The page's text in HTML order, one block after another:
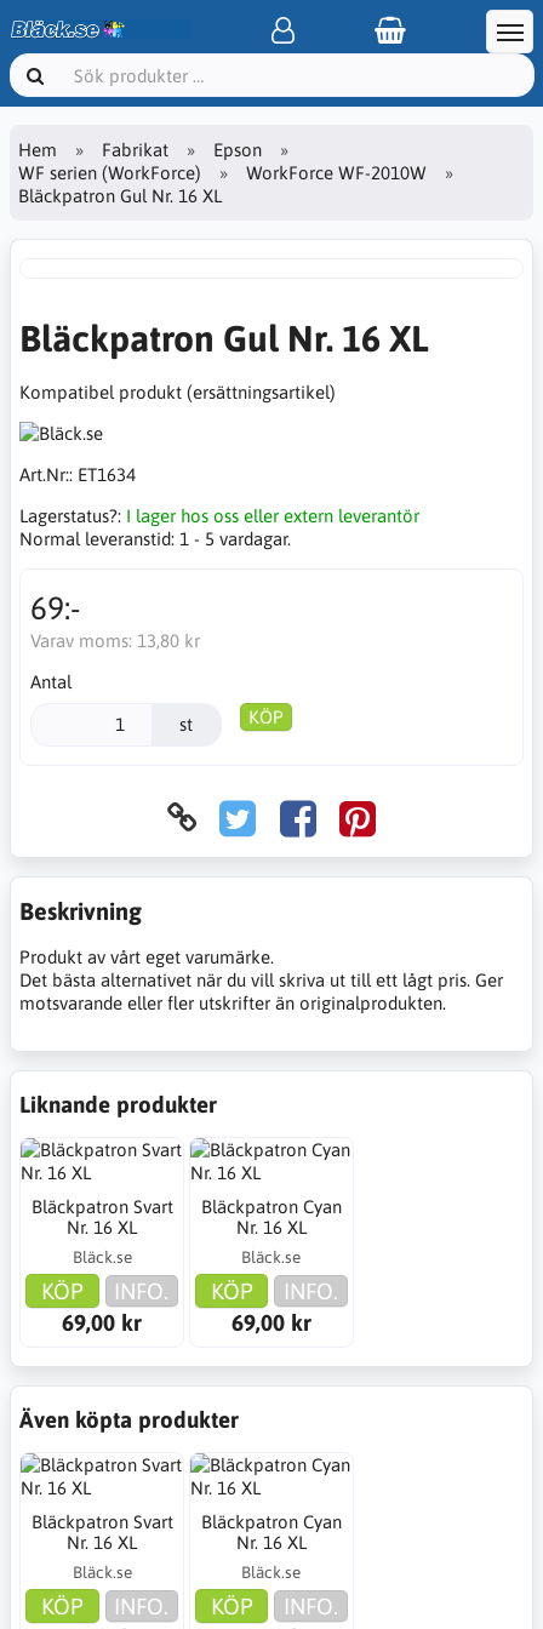
Hem Fabrikat
Epson
WF serien (WorkForce)
WorkForce WF-2010W
Bläckpatron Gul Nr. 16 XL
Bläckpatron Gul Nr. 16 XL
Kompatibel produkt (ersättningsartikel)
Art.Nr:: ET1634
Lagerstatus?: I lager hos oss eller extern leverantör
Normal leveranstid: 1 - 5 vardagar.
69:-
Varav moms: 13,80 kr
Antal
st KÖP
Beskrivning
Produkt av vårt eget varumärke.
Det bästa alternativet när du vill skriva ut till ett lågt pris. Ger
motsvarande eller fler utskrifter än originalprodukten.
Liknande produkter
Bläckpatron Svart
Nr. 16 XL
Bläck.se
KÖP
INFO.
69,00 kr
Bläckpatron Cyan
Nr. 16 XL
Bläck.se
KÖP
INFO.
69,00 kr
Även köpta produkter
Bläckpatron Svart
Nr. 16 XL
Bläck.se
KÖP
INFO.
Bläckpatron Cyan
Nr. 16 XL
Bläck.se
KÖP
INFO.